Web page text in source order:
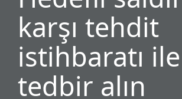
karşı tehdit
istihbaratı ile
tedbir alın